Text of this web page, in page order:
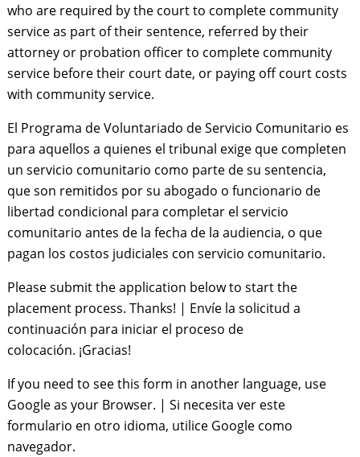
who are required by the court to complete community
service as part of their sentence, referred by their
attorney or probation officer to complete community
service before their court date, or paying off court costs
with community service.
El Programa de Voluntariado de Servicio Comunitario es
para aquellos a quienes el tribunal exige que completen
un servicio comunitario como parte de su sentencia,
que son remitidos por su abogado o funcionario de
libertad condicional para completar el servicio
comunitario antes de la fecha de la audiencia, o que
pagan los costos judiciales con servicio comunitario.
Please submit the application below to start the
placement process. Thanks! | Envíe la solicitud a
continuación para iniciar el proceso de
colocación. ¡Gracias!
If you need to see this form in another language, use
Google as your Browser. | Si necesita ver este
formulario en otro idioma, utilice Google como
navegador.